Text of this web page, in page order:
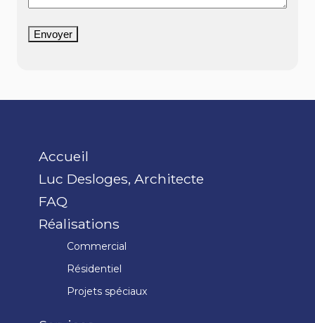
Envoyer
Accueil
Luc Desloges, Architecte
FAQ
Réalisations
Commercial
Résidentiel
Projets spéciaux